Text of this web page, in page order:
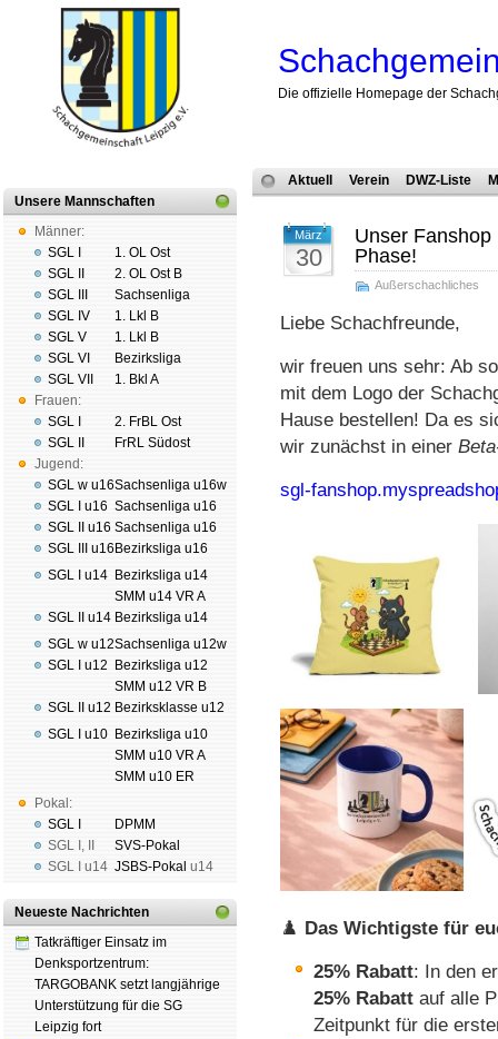
Die offizielle Homepage der
Unsere Mannschaften
Männer:
SGL I
SGL II
SGL III
SGL IV
SGL V
SGL VI
SGL VII
Frauen:
SGL I
SGL II
Jugend:
SGL w u16
SGL I u16
SGL II u16
SGL III u16
SGL I u14
SGL II u14
SGL w u12
SGL I u12
SGL II u12
SGL I u10
Pokal:
SGL I
SGL I ,
SGL I
u14
1. OL Ost
2. OL Ost B
Sachsenliga
1. Lkl B
1. Lkl B
Bezirksliga
1. Bkl A
2. FrBL Ost
FrRL Südost
Sachsenliga u16w
Sachsenliga u16
Sachsenliga u16
Bezirksliga u16
Bezirksliga u14
SMM u14 VR A
Bezirksliga u14
Sachsenliga u12w
Bezirksliga u12
SMM u12 VR B
Bezirksklasse u12
Bezirksliga u10
SMM u10 VR A
SMM u10 ER
DPMM
SVS-Pokal
JSBS-Pokal u14
Neueste Nachrichten
Tatkräftiger Einsatz im
Denksportzentrum:
TARGOBANK setzt langjährige
Unterstützung für die SG
Leipzig fort
Aktuell Verein DWZ-Liste
März
30
Unser
Phase!
Außerschachliches
Liebe Schachfreunde,
wir freuen uns sehr: Ab
mit dem Logo der
Hause bestellen! Da es
wir zunächst in einer
sgl-
♟️ Das Wichtigste für
25% Rabatt: In den
25% Rabatt auf alle
Zeitpunkt für die